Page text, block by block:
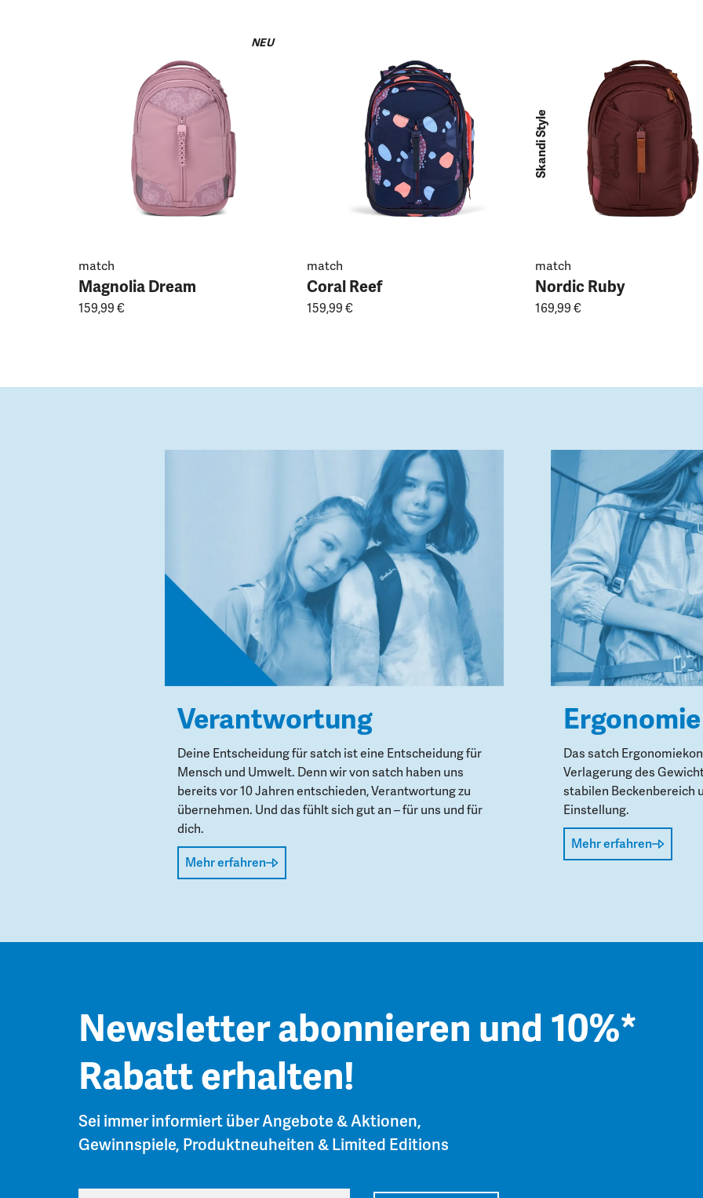
NEU
match
Magnolia Dream
159,99 €
match
Coral Reef
159,99 €
Skandi Style
match
Nordic Ruby
169,99 €
Verantwortung
Deine Entscheidung für satch ist eine Entscheidung für
Mensch und Umwelt. Denn wir von satch haben uns
bereits vor 10 Jahren entschieden, Verantwortung zu
übernehmen. Und das fühlt sich gut an – für uns und für
dich.
Mehr erfahren
Ergonomie
Das satch
Verlagerung des
stabilen Beckenbereich
Einstellung.
Mehr erfahren
Newsletter abonnieren und 10%*
Rabatt erhalten!
Sei immer informiert über Angebote & Aktionen,
Gewinnspiele, Produktneuheiten & Limited Editions